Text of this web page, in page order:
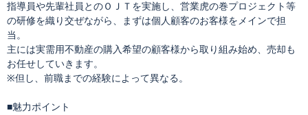
指導員や先輩社員とのＯＪＴを実施し、営業虎の巻プロジェクト等
の研修を織り交ぜながら、まずは個人顧客のお客様をメインで担
当。
主には実需用不動産の購入希望の顧客様から取り組み始め、売却も
お任せしていきます。
※但し、前職までの経験によって異なる。
■魅力ポイント